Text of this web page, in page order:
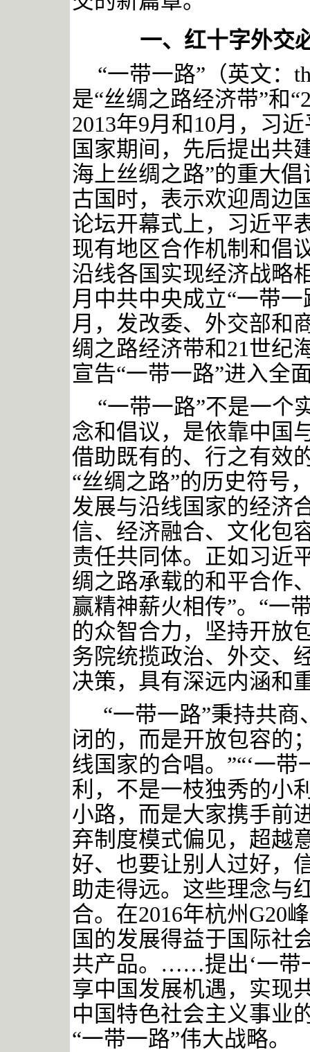
一、红十字外交
“一带一路”（英文：
是“丝绸之路经济带”和
2013年9月和10月，习
国家期间，先后提出共
海上丝绸之路”的重大
古国时，表示欢迎周边
论坛开幕式上，习近平
现有地区合作机制和倡
沿线各国实现经济战略
月中共中央成立“一带
月，发改委、外交部和
绸之路经济带和21世纪
宣告“一带一路”进入全
“一带一路”不是一个
念和倡议，是依靠中国
借助既有的、行之有效
“丝绸之路”的历史符号
发展与沿线国家的经济
信、经济融合、文化包
责任共同体。正如习近
绸之路承载的和平合作
赢精神薪火相传”。 “一
的众智合力，坚持开放
务院统揽政治、外交、
决策，具有深远内涵和
“一带一路”秉持共
闭的，而是开放包容的
线国家的合唱。”“‘一
利，不是一枝独秀的小
小路，而是大家携手前
弃制度模式偏见，超越
好、也要让别人过好，
助走得远。 这些理念与
合。在2016年杭州G20
国的发展得益于国际社
共产品。……提出‘一带
享中国发展机遇，实现
中国特色社会主义事业
“一带一路”伟大战略。